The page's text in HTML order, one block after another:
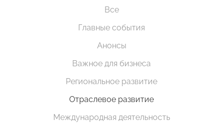
Все
Главные события
Анонсы
Важное для бизнеса
Региональное развитие
Отраслевое развитие
Международная деятельность